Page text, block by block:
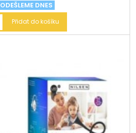
ODEŠLEME DNES
Přidat do košíku